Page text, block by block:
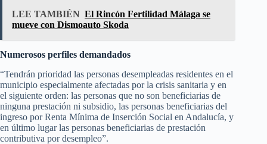
LEE TAMBIÉN El Rincón Fertilidad Málaga se
mueve con Dismoauto Skoda
Numerosos perfiles demandados
“Tendrán prioridad las personas desempleadas residentes en el
municipio especialmente afectadas por la crisis sanitaria y en
el siguiente orden: las personas que no son beneficiarias de
ninguna prestación ni subsidio, las personas beneficiarias del
ingreso por Renta Mínima de Inserción Social en Andalucía, y
en último lugar las personas beneficiarias de prestación
contributiva por desempleo”.